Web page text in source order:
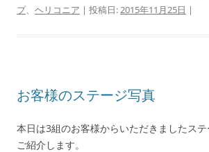
プ、 ヘリコニア | 投稿日:2015年11月25日 |
お客様のステージ写真
本日は3組のお客様からいただきましたス
ご紹介します。